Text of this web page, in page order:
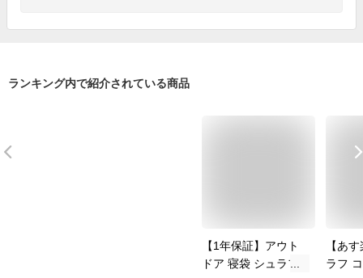
ランキング内で紹介されている商品
【1年保証】アウト
ドア 寝袋 シュラフ
【あ
ラフ